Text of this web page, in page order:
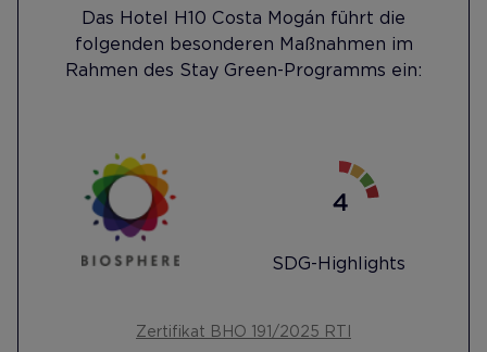
Das Hotel H10 Costa Mogán führt die
folgenden besonderen Maßnahmen im
Rahmen des Stay Green-Programms ein:
SDG-Highlights
Zertifikat BHO 191/2025 RTI